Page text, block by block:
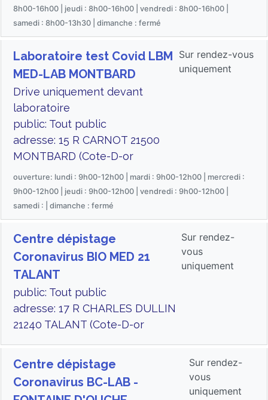
8h00-16h00 | jeudi : 8h00-16h00 | vendredi : 8h00-16h00 |
samedi : 8h00-13h30 | dimanche : fermé
Laboratoire test Covid LBM
MED-LAB MONTBARD
Drive uniquement devant
laboratoire
public: Tout public
adresse: 15 R CARNOT 21500
MONTBARD (Cote-D-or
Sur rendez-vous
uniquement
ouverture: lundi : 9h00-12h00 | mardi : 9h00-12h00 | mercredi :
9h00-12h00 | jeudi : 9h00-12h00 | vendredi : 9h00-12h00 |
samedi : | dimanche : fermé
Centre dépistage
Coronavirus BIO MED 21
TALANT
public: Tout public
adresse: 17 R CHARLES DULLIN
21240 TALANT (Cote-D-or
Sur rendez-
vous
uniquement
Centre dépistage
Coronavirus BC-LAB -
Sur rendez-
vous
uniquement